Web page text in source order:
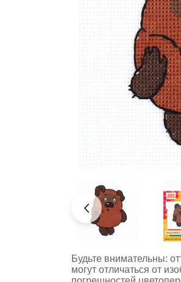
Будьте внимательны:
могут отличаться от